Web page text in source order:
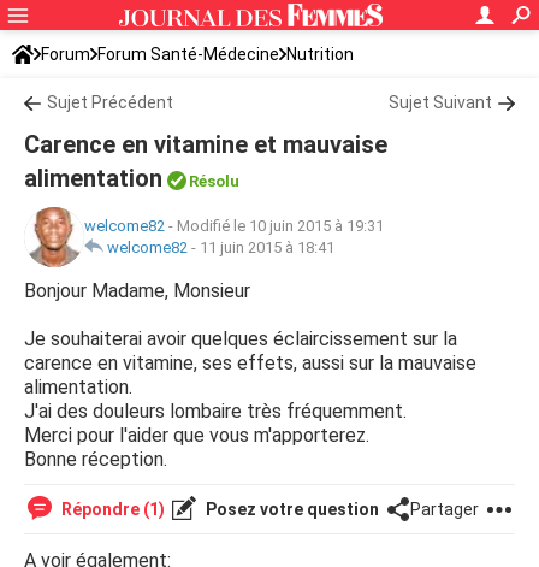
Forum Forum Santé-Médecine Nutrition
Sujet Précédent Sujet Suivant
Carence en vitamine et mauvaise
alimentation
Résolu
welcome82 - Modifié le 10 juin 2015 à 19:31
welcome82 - 11 juin 2015 à 18:41
Bonjour Madame, Monsieur
Je souhaiterai avoir quelques éclaircissement sur la
carence en vitamine, ses effets, aussi sur la mauvaise
alimentation.
J'ai des douleurs lombaire très fréquemment.
Merci pour l'aider que vous m'apporterez.
Bonne réception.
Répondre (1) Posez votre question Partager
A voir également: